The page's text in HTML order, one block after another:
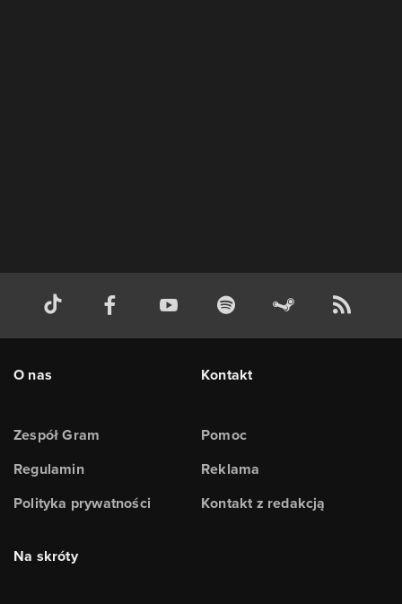
O nas
Zespół Gram
Regulamin
Polityka prywatności
Kontakt
Pomoc
Reklama
Kontakt z redakcją
Na skróty